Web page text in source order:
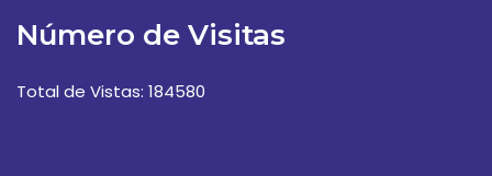
Número de Visitas
Total de Vistas: 184580